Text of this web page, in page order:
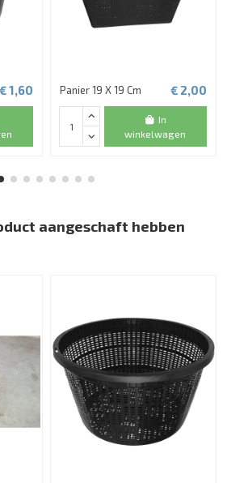
€ 1,60 Panier 19 X 19 Cm € 2,00
In
winkelwagen
aangeschaft hebben